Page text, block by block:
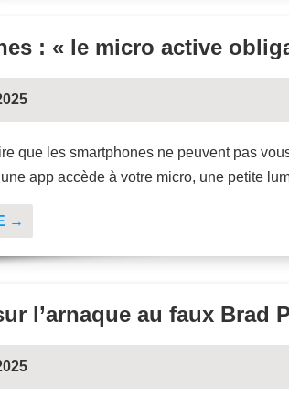
: « le micro active
que les smartphones ne peuvent pas
app accède à votre micro, une petite
→
l’arnaque au faux Brad